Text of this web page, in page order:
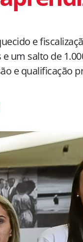
e
um salto de
e qualificação